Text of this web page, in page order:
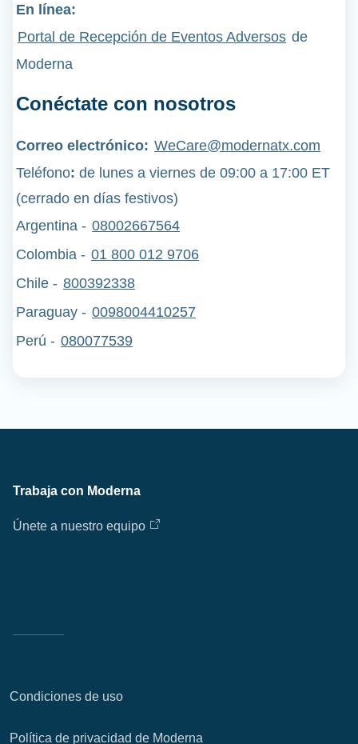
En línea:
Portal de Recepción de Eventos Adversos de
Moderna
Conéctate con nosotros
Correo electrónico: WeCare@modernatx.com
Teléfono: de lunes a viernes de 09:00 a 17:00 ET
(cerrado en días festivos)
Argentina - 08002667564
Colombia - 01 800 012 9706
Chile - 800392338
Paraguay - 0098004410257
Perú - 080077539
Trabaja con Moderna
Únete a nuestro equipo
Condiciones de uso
Política de privacidad de Moderna